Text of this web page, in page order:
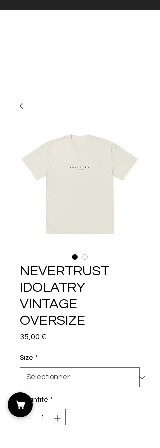
NEVERTRUST
IDOLATRY
VINTAGE
OVERSIZE
35,00 €
Size *
Quantité *